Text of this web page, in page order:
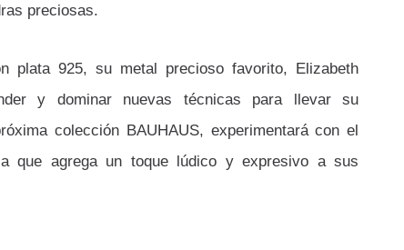
preciosas.
plata 925, su metal precioso favorito, Elizabeth
y dominar nuevas técnicas para llevar su
colección BAUHAUS, experimentará con el
que agrega un toque lúdico y expresivo a sus